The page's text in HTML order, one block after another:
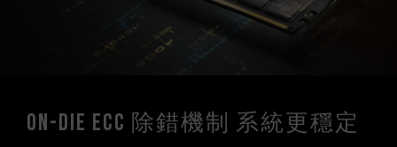
On-Die ECC 除錯機制 系統更穩定